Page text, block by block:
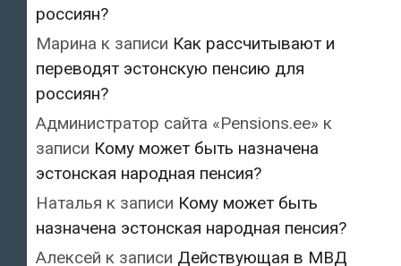
россиян?
Марина к записи Как рассчитывают и
переводят эстонскую пенсию для
россиян?
Администратор сайта «Pensions.ee» к
записи Кому может быть назначена
эстонская народная пенсия?
Наталья к записи Кому может быть
назначена эстонская народная пенсия?
Алексей к записи Действующая в МВД